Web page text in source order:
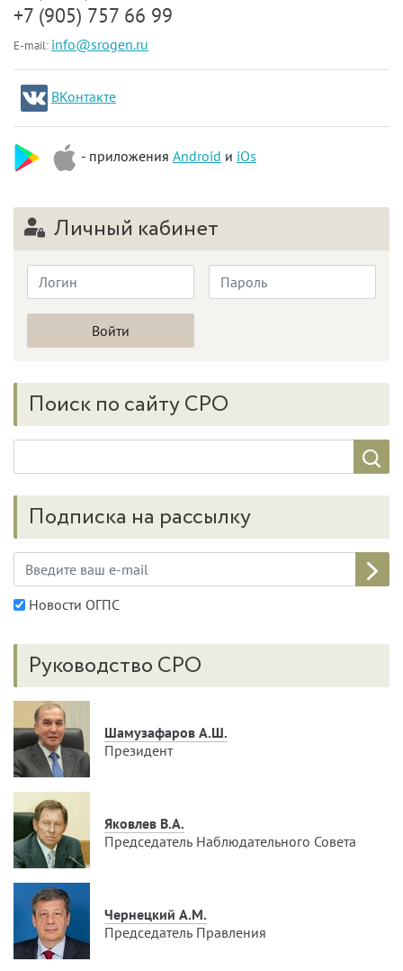
+7 (905) 757 66 99
E-mail: info@srogen.ru
ВКонтакте
- приложения Android и iOs
Личный кабинет
Поиск по сайту СРО
Подписка на рассылку
Новости ОГПС
Руководство СРО
Шамузафаров А.Ш.
Президент
Яковлев В.А.
Председатель Наблюдательного Совета
Чернецкий А.М.
Председатель Правления